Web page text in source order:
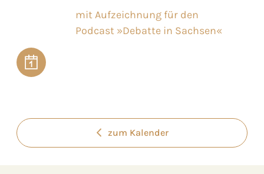
mit Aufzeichnung für den
Podcast »Debatte in Sachsen«
zum Kalender